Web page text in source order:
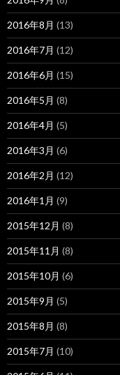
2016年8月 (13)
2016年7月 (12)
2016年6月 (15)
2016年5月 (8)
2016年4月 (5)
2016年3月 (6)
2016年2月 (12)
2016年1月 (9)
2015年12月 (8)
2015年11月 (8)
2015年10月 (6)
2015年9月 (5)
2015年8月 (8)
2015年7月 (10)